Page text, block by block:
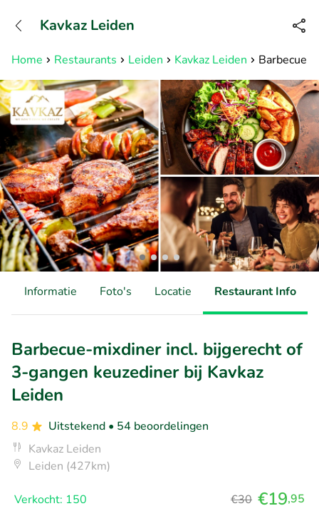
Bereikbaar tot 23:00 uur
Home Restaurants Leiden Kavkaz Leiden Barbecue-
Kavkaz Leiden
Informatie Foto's Locatie Restaurant Info
Barbecue-mixdiner incl. bijgerecht of
3-gangen keuzediner bij Kavkaz
Leiden
8.9 Uitstekend • 54 beoordelingen
Kavkaz Leiden
Leiden (427km)
Verkocht: 150 €30 €19,95